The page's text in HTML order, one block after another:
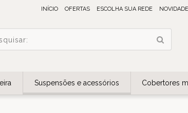
INÍCIO OFERTAS ESCOLHA SUA REDE
Suspensões e acessórios Cobertores